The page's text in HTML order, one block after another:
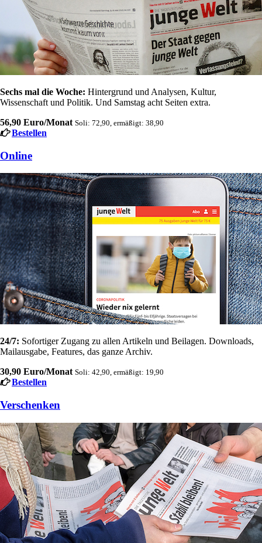
Sechs mal die Woche: Hintergrund und Analysen, Kultur,
Wissenschaft und Politik. Und Samstag acht Seiten extra.
56,90 Euro/Monat Soli: 72,90, ermäßigt: 38,90
Bestellen
Online
24/7: Sofortiger Zugang zu allen Artikeln und Beilagen. Downloads,
Mailausgabe, Features, das ganze Archiv.
30,90 Euro/Monat Soli: 42,90, ermäßigt: 19,90
Bestellen
Verschenken